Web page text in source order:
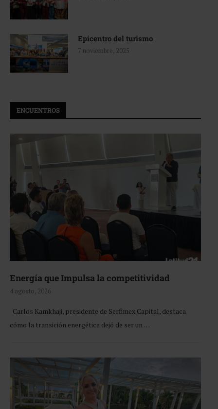
Epicentro del turismo
7 noviembre, 2025
ENCUENTROS
Energía que Impulsa la competitividad
4 agosto, 2026
Carlos Kamkhaji, presidente de Serfimex Capital, destaca
cómo la transición energética dejó de ser un …